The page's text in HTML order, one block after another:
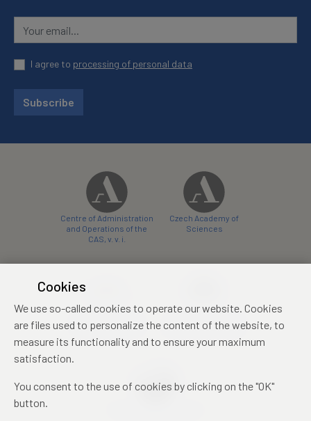
I agree to processing of personal data
Subscribe
Centre of Administration
and Operations of the
CAS, v. v. i.
Czech Academy of
Sciences
conference centre
konferenční centrum
Cookies
We use so-called cookies to operate our website. Cookies
are files used to personalize the content of the website, to
measure its functionality and to ensure your maximum
satisfaction.
You consent to the use of cookies by clicking on the "OK"
button.